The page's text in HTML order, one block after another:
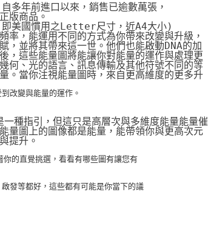
多年前進口以來，銷售已逾數萬張，
版商品。
國慣用之Letter尺寸，近A4大小)
率，能運用不同的方式為你帶來改變與升級，
，並將其帶來這一世。他們也能啟動DNA的加
，這些能量圖將能讓你對能量的運作與處理更
何、光的語言、訊息傳輸及其他符號不同的等
。當你注視能量圖時，來自更高維度的更多升
改變與能量的運作。
種指引，但這只是高層次與多維度能量能量催
量圖上的圖像都是能量，能帶領你與更高次元
提升。
你的直覺挑選，看看有哪些圖有讓您有
發等都好，這些都有可能是你當下的議